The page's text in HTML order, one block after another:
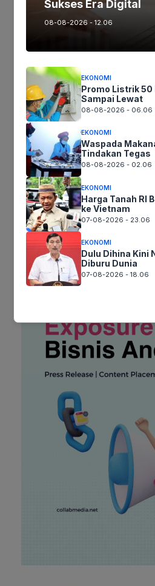
Surel
Situs
web
Simpan nama, email, dan situs
untuk komentar saya berikutnya.
Sukses Era Digital
08-08-2026 - 12.06
EKONOMI
Promo Listrik 50
Sampai Lewat
08-08-2026 - 06.06
EKONOMI
Waspada
Tindakan Tegas
08-08-2026 - 02.06
EKONOMI
Harga Tanah RI
ke Vietnam
07-08-2026 - 23.06
EKONOMI
Dulu Dihina Kini
Diburu Dunia
07-08-2026 - 18.06